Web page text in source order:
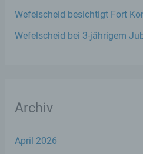
Wefelscheid besichtigt Fort
Wefelscheid bei 3-jährigem
Archiv
April 2026
Verantwortlichen unter
Welche
ausschließlich für die
für die Verarbeitung
die Verarbeitung
Weitergabe an einen oder